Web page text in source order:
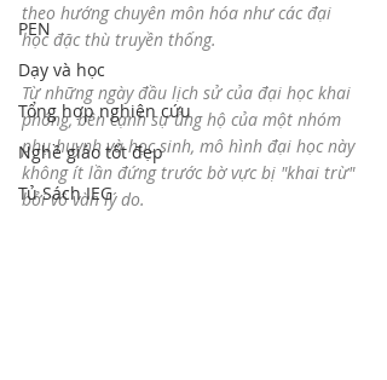
PEN
Dạy và học
Tổng hợp nghiên cứu
Nghề giáo tốt đẹp
Tủ Sách IEG
theo hướng chuyên môn hóa như các đại
học đặc thù truyền thống.
Từ những ngày đầu lịch sử của đại học khai
phóng, bên cạnh sự ủng hộ của một nhóm
phụ huynh và học sinh, mô hình đại học này
không ít lần đứng trước bờ vực bị "khai trừ"
bởi vô vàn lý do.